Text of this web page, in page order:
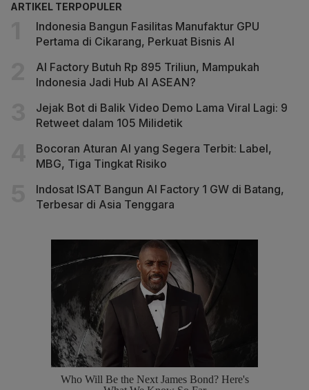
ARTIKEL TERPOPULER
Indonesia Bangun Fasilitas Manufaktur GPU
Pertama di Cikarang, Perkuat Bisnis AI
AI Factory Butuh Rp 895 Triliun, Mampukah
Indonesia Jadi Hub AI ASEAN?
Jejak Bot di Balik Video Demo Lama Viral Lagi: 9
Retweet dalam 105 Milidetik
Bocoran Aturan AI yang Segera Terbit: Label,
MBG, Tiga Tingkat Risiko
Indosat ISAT Bangun AI Factory 1 GW di Batang,
Terbesar di Asia Tenggara